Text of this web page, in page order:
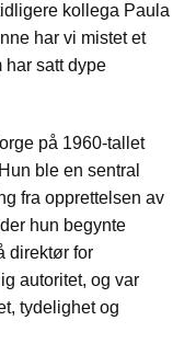
kollega Paula
har vi mistet et
har satt dype
på 1960-tallet
ble en sentral
fra opprettelsen av
hun begynte
direktør for
autoritet, og var
tydelighet og